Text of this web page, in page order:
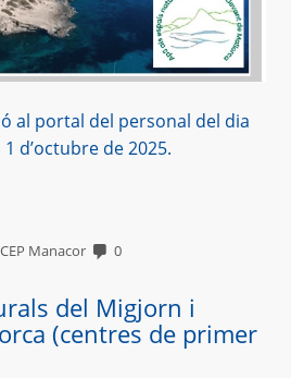
al portal del personal del dia
d’octubre de 2025.
CEP Manacor 0
del Migjorn i
(centres de primer